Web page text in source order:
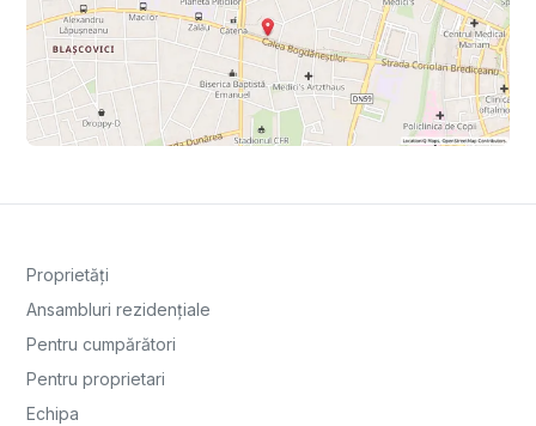
Proprietăți
Ansambluri rezidențiale
Pentru cumpărători
Pentru proprietari
Echipa